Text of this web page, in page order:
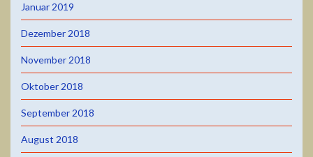
Januar 2019
Dezember 2018
November 2018
Oktober 2018
September 2018
August 2018